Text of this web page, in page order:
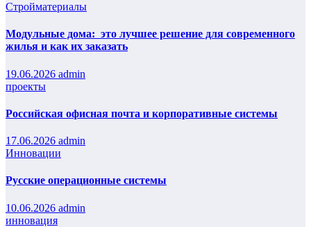
Стройматериалы
Модульные дома: это лучшее решение для современного
жилья и как их заказать
19.06.2026 admin
проекты
Российская офисная почта и корпоративные системы
17.06.2026 admin
Инновации
Русские операционные системы
10.06.2026 admin
инновация